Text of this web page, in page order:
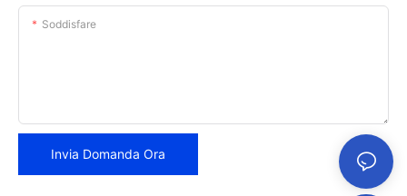
Soddisfare
Invia Domanda Ora